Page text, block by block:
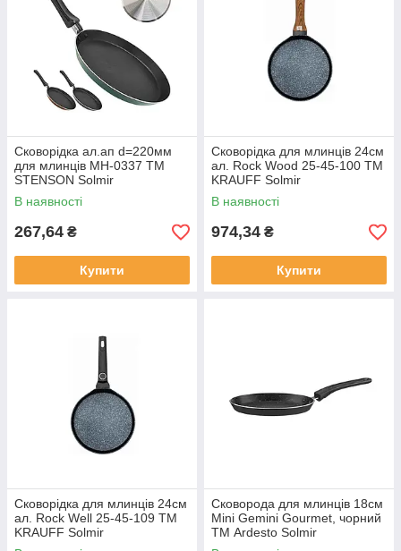
Сковорідка ал.ап d=220мм
для млинців MH-0337 ТМ
STENSON Solmir
В наявності
267,64 ₴
Купити
Сковорідка для млинців 24см
ал. Rock Wood 25-45-100 ТМ
KRAUFF Solmir
В наявності
974,34 ₴
Купити
Сковорідка для млинців 24см
ал. Rock Well 25-45-109 ТМ
KRAUFF Solmir
Сковорода для млинців 18см
Mini Gemini Gourmet, чорний
ТМ Ardesto Solmir